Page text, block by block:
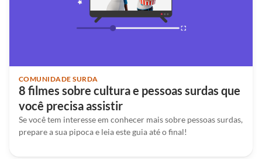
COMUNIDADE SURDA
8 filmes sobre cultura e pessoas surdas que
você precisa assistir
Se você tem interesse em conhecer mais sobre pessoas surdas,
prepare a sua pipoca e leia este guia até o final!